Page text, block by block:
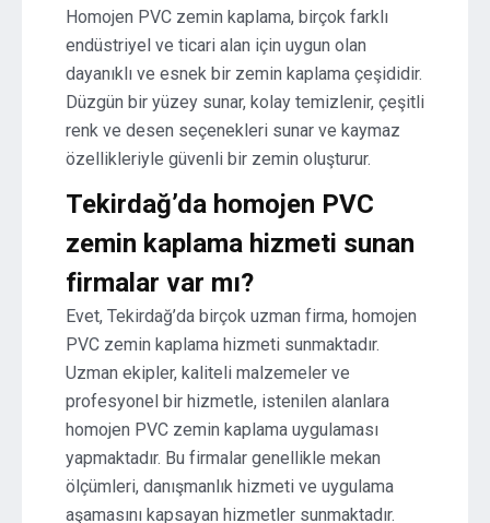
Homojen PVC zemin kaplama, birçok farklı
endüstriyel ve ticari alan için uygun olan
dayanıklı ve esnek bir zemin kaplama çeşididir.
Düzgün bir yüzey sunar, kolay temizlenir, çeşitli
renk ve desen seçenekleri sunar ve kaymaz
özellikleriyle güvenli bir zemin oluşturur.
Tekirdağ’da homojen PVC
zemin kaplama hizmeti sunan
firmalar var mı?
Evet, Tekirdağ’da birçok uzman firma, homojen
PVC zemin kaplama hizmeti sunmaktadır.
Uzman ekipler, kaliteli malzemeler ve
profesyonel bir hizmetle, istenilen alanlara
homojen PVC zemin kaplama uygulaması
yapmaktadır. Bu firmalar genellikle mekan
ölçümleri, danışmanlık hizmeti ve uygulama
aşamasını kapsayan hizmetler sunmaktadır.